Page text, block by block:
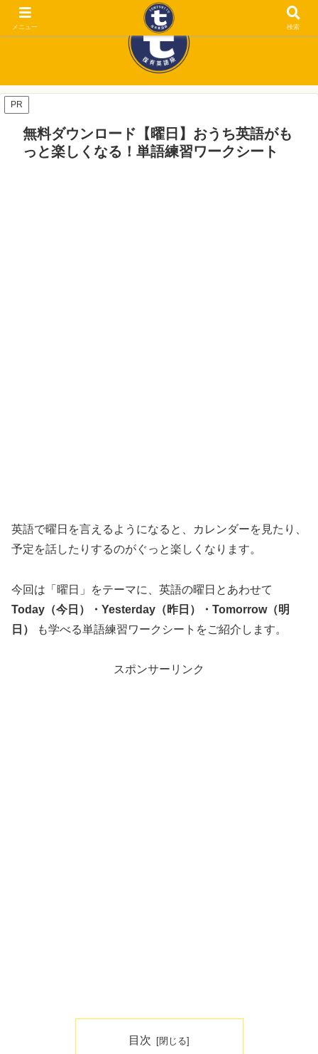
PR
無料ダウンロード【曜日】おうち英語がも
っと楽しくなる！単語練習ワークシート
英語で曜日を言えるようになると、カレンダーを見たり、
予定を話したりするのがぐっと楽しくなります。
今回は「曜日」をテーマに、英語の曜日とあわせて
Today（今日）・Yesterday（昨日）・Tomorrow（明
日）
も学べる単語練習ワークシートをご紹介します。
スポンサーリンク
目次
メニュー 検索